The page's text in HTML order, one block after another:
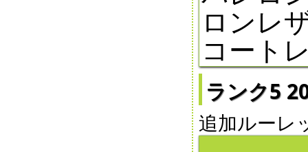
ロンレ
コート
ランク5
追加ルーレ